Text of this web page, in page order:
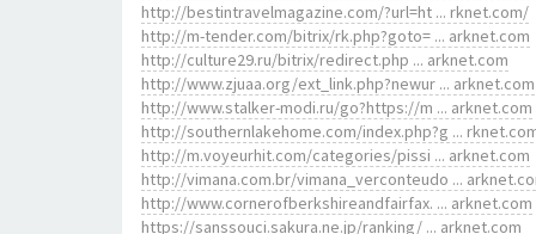
http://bestintravelmagazine.com/?url=ht ... rknet.com/
http://m-tender.com/bitrix/rk.php?goto= ... arknet.com
http://culture29.ru/bitrix/redirect.php ... arknet.com
http://www.zjuaa.org/ext_link.php?newur ... arknet.com
http://www.stalker-modi.ru/go?https://m ... arknet.com
http://southernlakehome.com/index.php?g ...
http://m.voyeurhit.com/categories/pissi ... arknet.com
http://vimana.com.br/vimana_verconteudo ...
http://www.cornerofberkshireandfairfax. ... arknet.com
https://sanssouci.sakura.ne.jp/ranking/ ... arknet.com